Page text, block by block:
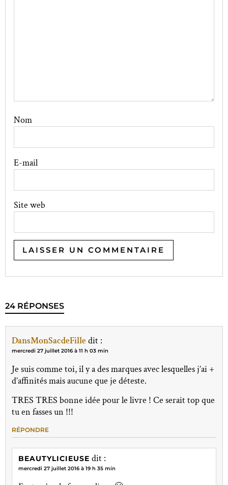
Nom
E-mail
Site web
24 RÉPONSES
DansMonSacdeFilledit :
mercredi 27 juillet 2016 à 11 h 03 min
Je suis comme toi, il y a des marques avec lesquelles j’ai +
d’affinités mais aucune que je déteste.
TRES TRES bonne idée pour le livre ! Ce serait top que
tu en fasses un !!!
RÉPONDRE
BEAUTYLICIEUSE dit :
mercredi 27 juillet 2016 à 19 h 35 min